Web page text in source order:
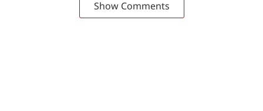
Show Comments